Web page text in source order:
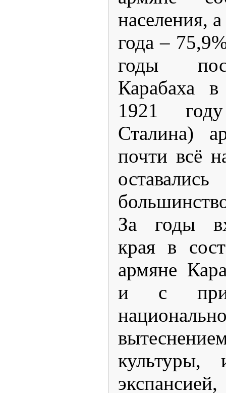
населения,
года –
годы
Карабаха
1921
Сталина)
почти всё
За годы
края в
армяне
и с
культуры,